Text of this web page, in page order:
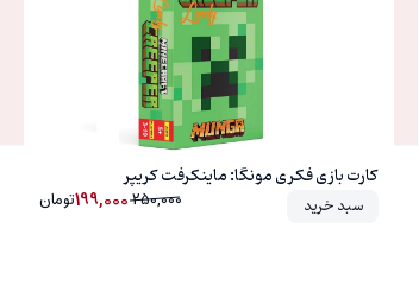
کارت بازی فکری مونگا: ماینکرفت کریپر
سبد خرید 250,000
199,000تومان